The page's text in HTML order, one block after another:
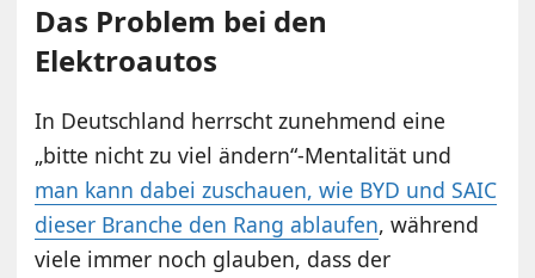
Das Problem bei den
Elektroautos
In Deutschland herrscht zunehmend eine
„bitte nicht zu viel ändern“-Mentalität und
man kann dabei zuschauen, wie BYD und SAIC
dieser Branche den Rang ablaufen, während
viele immer noch glauben, dass der